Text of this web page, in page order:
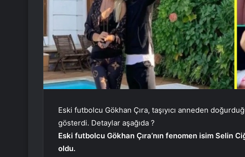
Eski futbolcu Gökhan Çıra, taşıyıcı anneden
gösterdi. Detaylar aşağıda ?
Eski futbolcu Gökhan Çıra’nın fenomen isim Selin
oldu.